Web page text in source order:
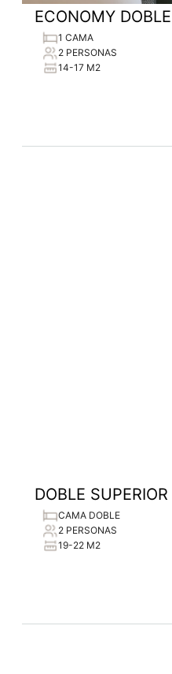
ECONOMY DOBLE
1 CAMA
2 PERSONAS
14-17 M2
DOBLE
CAMA DOBLE
2 PERSONAS
19-22 M2